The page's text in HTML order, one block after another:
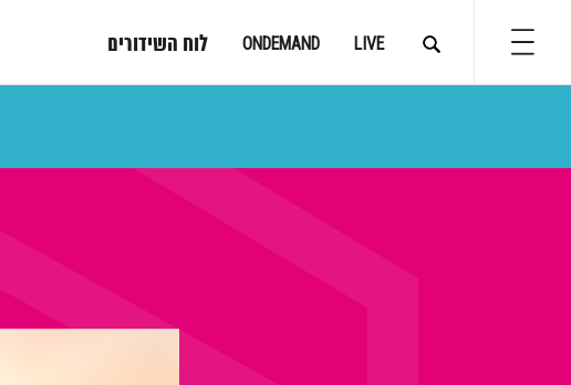
LIVE
ONDEMAND לוח השידורים